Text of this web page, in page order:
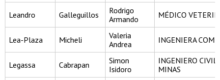
Leandro Galleguillos
Rodrigo
Armando
MÉDICO
Lea-Plaza Micheli
Valeria
Andrea
INGENIERA
Legassa Cabrapan
Simon
Isidoro
INGENIERO CIVIL
MINAS